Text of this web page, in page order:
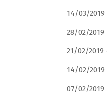
14/03/2019
28/02/2019
21/02/2019
14/02/2019
07/02/2019